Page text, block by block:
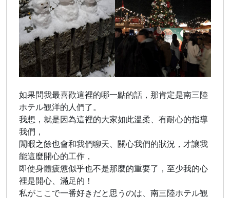
如果問我最喜歡這裡的哪一點的話，那肯定是南三陸
ホテル観洋的人們了。
我想，就是因為這裡的大家如此溫柔、有耐心的指導
我們，
閒暇之餘也會和我們聊天、關心我們的狀況，才讓我
能這麼開心的工作，
即使身體疲憊似乎也不是那麼的重要了，至少我的心
裡是開心、滿足的！
私がここで一番好きだと思うのは、南三陸ホテル観